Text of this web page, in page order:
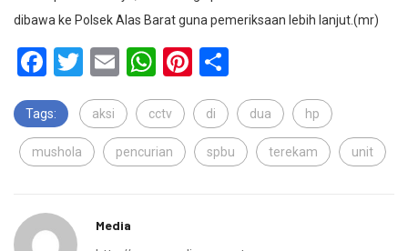
dibawa ke Polsek Alas Barat guna pemeriksaan lebih lanjut.(mr)
Facebook
Twitter
EmailWhatsApp
Pinterest
Tags: aksi cctv di dua hp
mushola pencurian spbu terekam unit
Media